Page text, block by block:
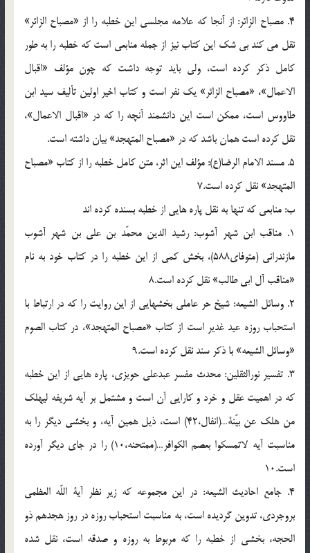
4. مصباح الزائر: از آنجا كه علامه مجلسى اين خطبه را از «مصباح الزائر»
نقل مى كند بى شك اين كتاب نيز از جمله منابعى است كه خطبه را به طور
كامل ذكر كرده است، ولى بايد توجه داشت كه چون مؤلف «اقبال
الاعمال»، «مصباح الزائر» يك نفر است و كتاب اخير اولين تأليف سيد ابن
طاووس است، ممكن است اين دانشمند آنچه را كه در «اقبال الاعمال»،
نقل كرده است همان باشد كه در «مصباح المتهجد» بيان داشته است.
5. مسند الامام الرضا(ع): مؤلف اين اثر، متن كامل خطبه را از كتاب «مصباح
المتهجد» نقل كرده است.7
ب: منابعى كه تنها به نقل پاره هايى از خطبه بسنده كرده اند
1. مناقب ابن شهر آشوب: رشيد الدين محمّد بن على بن شهر آشوب
مازندرانى (متوفاى588)، بخش كمى از اين خطبه را در كتاب خود به نام
«مناقب آل ابى طالب» نقل كرده است.8
2. وسائل الشيعه: شيخ حر عاملى بخشهايى از اين روايت را كه در ارتباط با
استحباب روزه عيد غدير است از كتاب «مصباح المتهجد»، در كتاب الصوم
«وسائل الشيعه» با ذكر سند نقل كرده است.9
3. تفسير نورالثقلين: محدث مفسر عبدعلى حويزى، پاره هايى از اين خطبه
كه در اهميت عقل و خرد و كارايى آن است و مشتمل بر آيه شريفه ليهلك
من هلك عن بيّنة…(انفال،42) است، ذيل همين آيه، و بخشى ديگر را به
مناسبت آيه لاتمسكوا بعصم الكوافر…(ممتحنه،10) را در جاى ديگر آورده
است.10
4. جامع احاديث الشيعه: در اين مجموعه كه زير نظر آية اللّه العظمى
بروجردى، تدوين گرديده است، به مناسبت استحباب روزه در روز هجدهم ذو
الحجه، بخشى از خطبه را كه مربوط به روزه و صدقه است، نقل شده